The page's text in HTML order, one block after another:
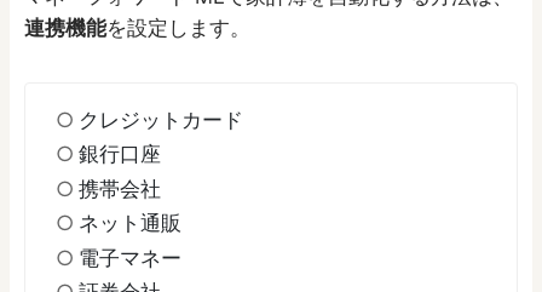
連携機能を設定します。
クレジットカード
銀行口座
携帯会社
ネット通販
電子マネー